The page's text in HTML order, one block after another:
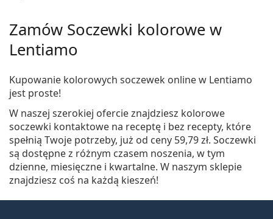
Zamów Soczewki kolorowe w
Lentiamo
Kupowanie kolorowych soczewek online w Lentiamo
jest proste!
W naszej szerokiej ofercie znajdziesz kolorowe
soczewki kontaktowe na receptę i bez recepty, które
spełnią Twoje potrzeby, już od ceny 59,79 zł. Soczewki
są dostępne z różnym czasem noszenia, w tym
dzienne, miesięczne i kwartalne. W naszym sklepie
znajdziesz coś na każdą kieszeń!